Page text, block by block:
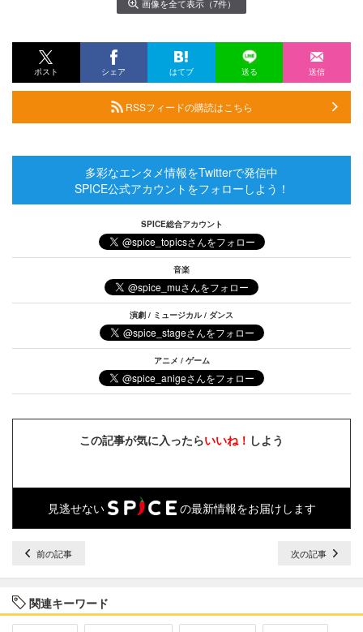
画像を全て表示（7件）
ポスト シェア はてブ 送る 送信
RSSフィードの購読はこちら
多彩なエンタメ情報をTwitterで発信中
SPICE公式アカウントをフォローしよう！
SPICE総合アカウント
音楽
演劇 / ミュージカル / ダンス
アニメ / ゲーム
この記事が気に入ったらいいね！ しよう
見逃せない の最新情報をお届けします
前の記事 次の記事
関連キーワード